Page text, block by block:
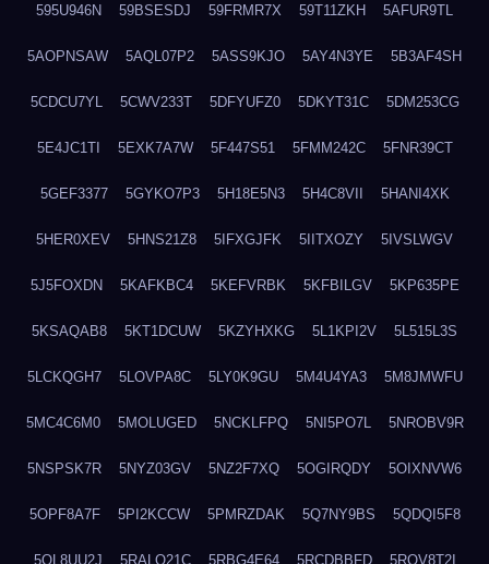
595U946N 59BSESDJ 59FRMR7X 59T11ZKH 5AFUR9TL
5AOPNSAW 5AQL07P2 5ASS9KJO 5AY4N3YE 5B3AF4SH
5CDCU7YL 5CWV233T 5DFYUFZ0 5DKYT31C 5DM253CG
5E4JC1TI 5EXK7A7W 5F447S51 5FMM242C 5FNR39CT
5GEF3377 5GYKO7P3 5H18E5N3 5H4C8VII 5HANI4XK
5HER0XEV 5HNS21Z8 5IFXGJFK 5IITXOZY 5IVSLWGV
5J5FOXDN 5KAFKBC4 5KEFVRBK 5KFBILGV 5KP635PE
5KSAQAB8 5KT1DCUW 5KZYHXKG 5L1KPI2V 5L515L3S
5LCKQGH7 5LOVPA8C 5LY0K9GU 5M4U4YA3 5M8JMWFU
5MC4C6M0 5MOLUGED 5NCKLFPQ 5NI5PO7L 5NROBV9R
5NSPSK7R 5NYZ03GV 5NZ2F7XQ 5OGIRQDY 5OIXNVW6
5OPF8A7F 5PI2KCCW 5PMRZDAK 5Q7NY9BS 5QDQI5F8
5QL8UU2J 5RALQ21C 5RBG4E64 5RCDBBFD 5ROV8T2I